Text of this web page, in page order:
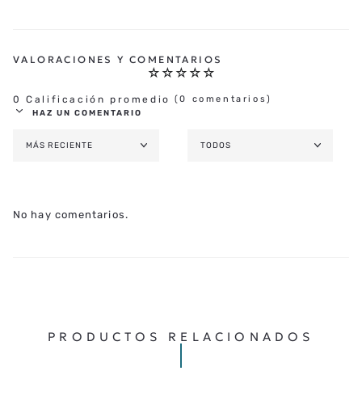
☆ ☆ ☆ ☆ ☆
0 Calificación promedio (0 comentarios)
HAZ UN COMENTARIO
TU UBICACIÓN
MÁS RECIENTE TODOS
No hay comentarios.
PRODUCTOS RELACIONADOS